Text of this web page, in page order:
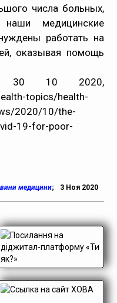
числа больных,
медицинские
работать на
оказывая помощь
30 10 2020,
topics/health-
2020/10/the-
19-for-poor-
медицини; 3 Ноя 2020